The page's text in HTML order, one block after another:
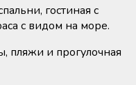
гостиная с
с видом на море.
пляжи и прогулочная